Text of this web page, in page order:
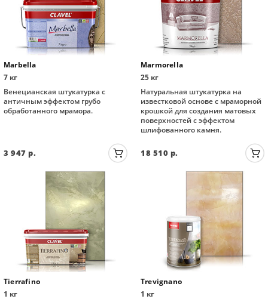
Marbella
7 кг
Венецианская штукатурка с
античным эффектом грубо
обработанного мрамора.
3 947 р.
Marmorella
25 кг
Натуральная штукатурка на
известковой основе с мраморной
крошкой для создания матовых
поверхностей с эффектом
шлифованного камня.
18 510 р.
Tierrafino
1 кг
Trevignano
1 кг